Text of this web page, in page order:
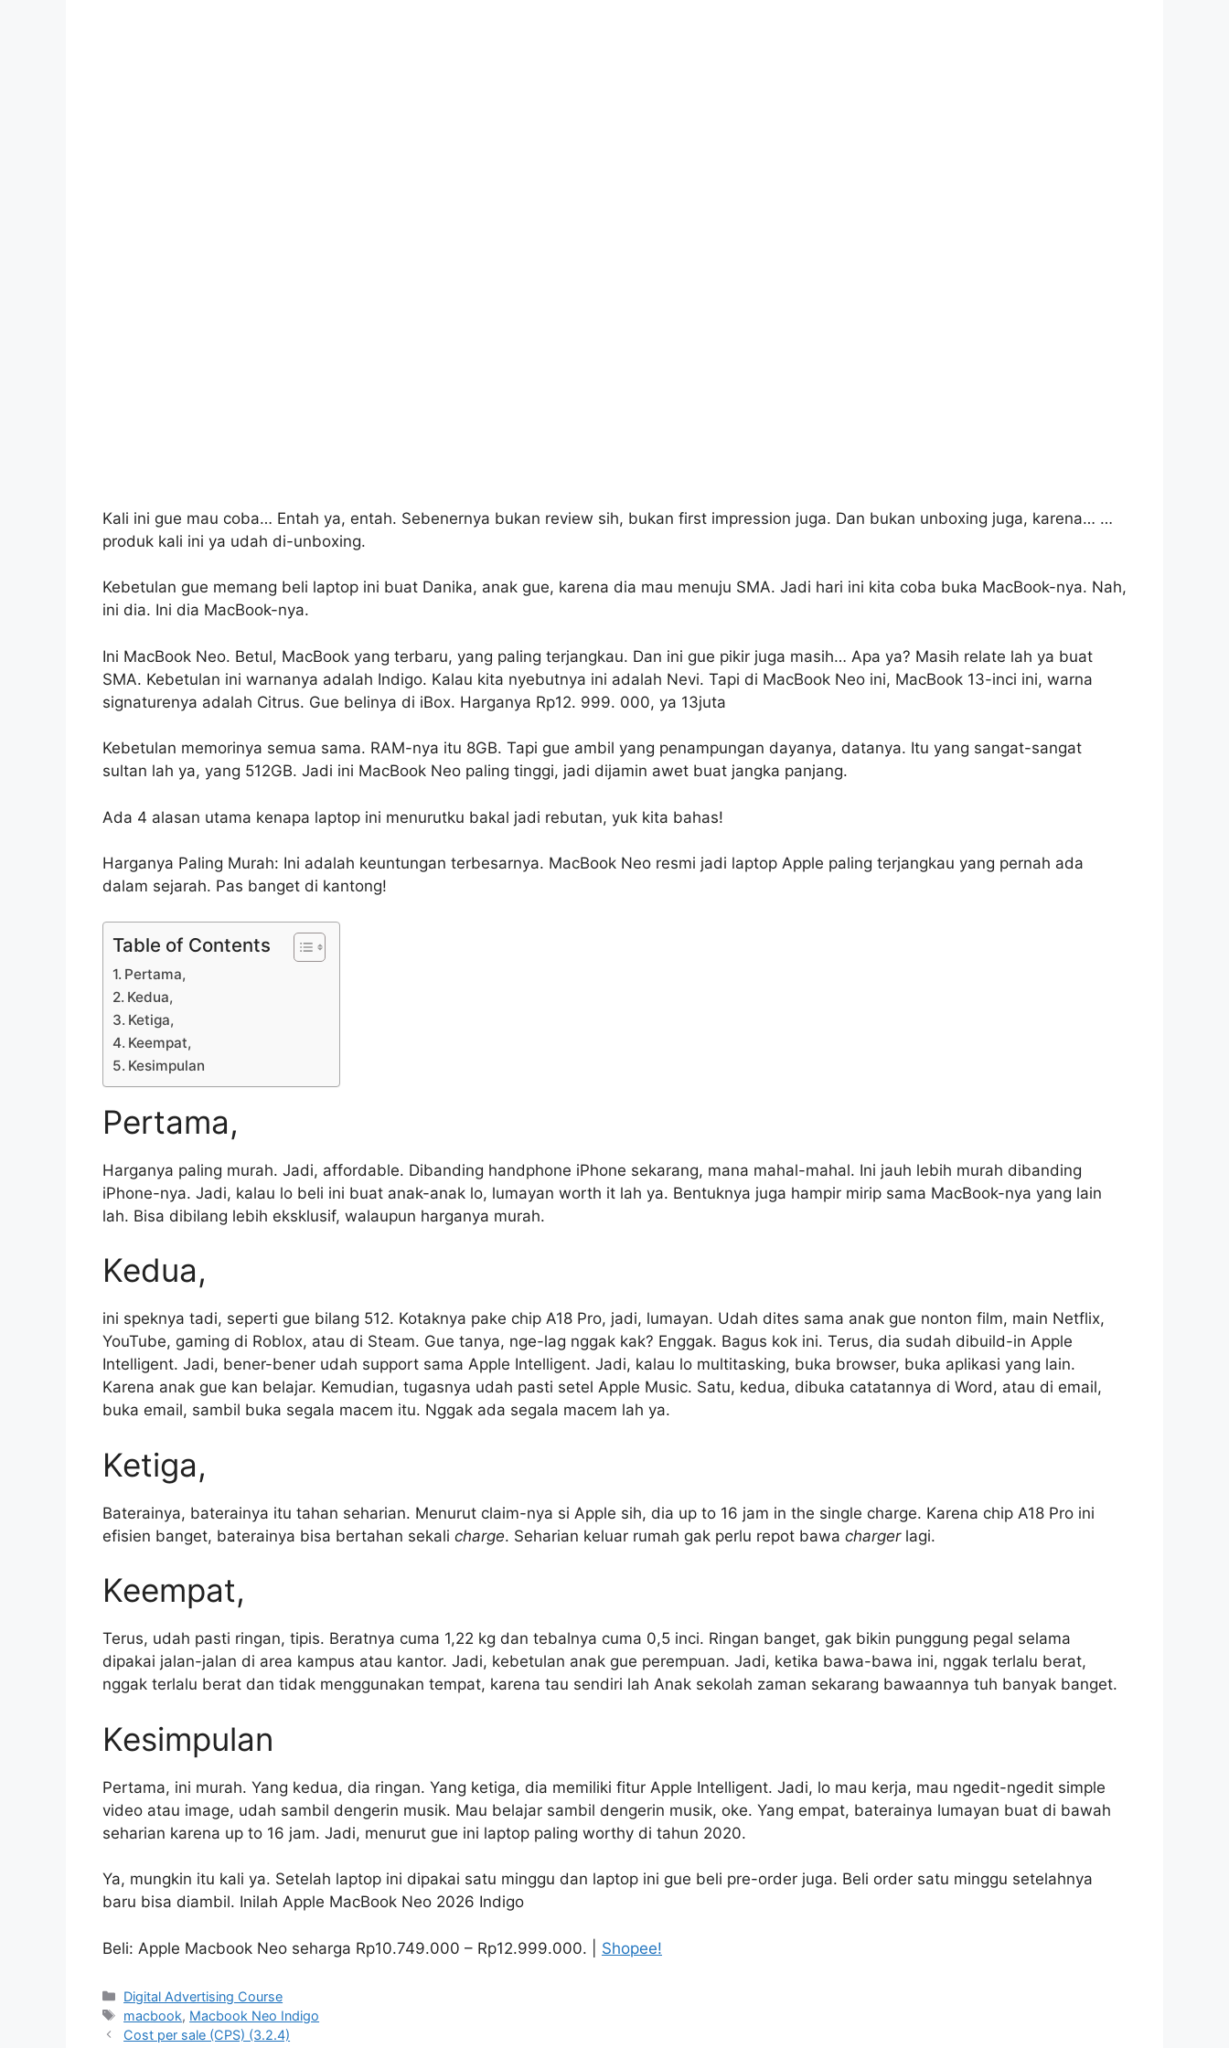
Kali ini gue mau coba… Entah ya, entah. Sebenernya bukan review sih, bukan first impression juga. Dan bukan unboxing juga, karena… …
produk kali ini ya udah di-unboxing.
Kebetulan gue memang beli laptop ini buat Danika, anak gue, karena dia mau menuju SMA. Jadi hari ini kita coba buka MacBook-nya. Nah,
ini dia. Ini dia MacBook-nya.
Ini MacBook Neo. Betul, MacBook yang terbaru, yang paling terjangkau. Dan ini gue pikir juga masih… Apa ya? Masih relate lah ya buat
SMA. Kebetulan ini warnanya adalah Indigo. Kalau kita nyebutnya ini adalah Nevi. Tapi di MacBook Neo ini, MacBook 13-inci ini, warna
signaturenya adalah Citrus. Gue belinya di iBox. Harganya Rp12. 999. 000, ya 13juta
Kebetulan memorinya semua sama. RAM-nya itu 8GB. Tapi gue ambil yang penampungan dayanya, datanya. Itu yang sangat-sangat
sultan lah ya, yang 512GB. Jadi ini MacBook Neo paling tinggi, jadi dijamin awet buat jangka panjang.
Ada 4 alasan utama kenapa laptop ini menurutku bakal jadi rebutan, yuk kita bahas!
Harganya Paling Murah: Ini adalah keuntungan terbesarnya. MacBook Neo resmi jadi laptop Apple paling terjangkau yang pernah ada
dalam sejarah. Pas banget di kantong!
Table of Contents
Pertama,
Kedua,
Ketiga,
Keempat,
Kesimpulan
Pertama,
Harganya paling murah. Jadi, affordable. Dibanding handphone iPhone sekarang, mana mahal-mahal. Ini jauh lebih murah dibanding
iPhone-nya. Jadi, kalau lo beli ini buat anak-anak lo, lumayan worth it lah ya. Bentuknya juga hampir mirip sama MacBook-nya yang lain
lah. Bisa dibilang lebih eksklusif, walaupun harganya murah.
Kedua,
ini speknya tadi, seperti gue bilang 512. Kotaknya pake chip A18 Pro, jadi, lumayan. Udah dites sama anak gue nonton film, main Netflix,
YouTube, gaming di Roblox, atau di Steam. Gue tanya, nge-lag nggak kak? Enggak. Bagus kok ini. Terus, dia sudah dibuild-in Apple
Intelligent. Jadi, bener-bener udah support sama Apple Intelligent. Jadi, kalau lo multitasking, buka browser, buka aplikasi yang lain.
Karena anak gue kan belajar. Kemudian, tugasnya udah pasti setel Apple Music. Satu, kedua, dibuka catatannya di Word, atau di email,
buka email, sambil buka segala macem itu. Nggak ada segala macem lah ya.
Ketiga,
Baterainya, baterainya itu tahan seharian. Menurut claim-nya si Apple sih, dia up to 16 jam in the single charge. Karena chip A18 Pro ini
efisien banget, baterainya bisa bertahan sekali charge. Seharian keluar rumah gak perlu repot bawa chargerlagi.
Keempat,
Terus, udah pasti ringan, tipis. Beratnya cuma 1,22 kg dan tebalnya cuma 0,5 inci. Ringan banget, gak bikin punggung pegal selama
dipakai jalan-jalan di area kampus atau kantor. Jadi, kebetulan anak gue perempuan. Jadi, ketika bawa-bawa ini, nggak terlalu berat,
nggak terlalu berat dan tidak menggunakan tempat, karena tau sendiri lah Anak sekolah zaman sekarang bawaannya tuh banyak banget.
Kesimpulan
Pertama, ini murah. Yang kedua, dia ringan. Yang ketiga, dia memiliki fitur Apple Intelligent. Jadi, lo mau kerja, mau ngedit-ngedit simple
video atau image, udah sambil dengerin musik. Mau belajar sambil dengerin musik, oke. Yang empat, baterainya lumayan buat di bawah
seharian karena up to 16 jam. Jadi, menurut gue ini laptop paling worthy di tahun 2020.
Ya, mungkin itu kali ya. Setelah laptop ini dipakai satu minggu dan laptop ini gue beli pre-order juga. Beli order satu minggu setelahnya
baru bisa diambil. Inilah Apple MacBook Neo 2026 Indigo
Beli: Apple Macbook Neo seharga Rp10.749.000 – Rp12.999.000. | Shopee!
Categories
Digital Advertising Course
Tags
macbook, Macbook Neo Indigo
Cost per sale (CPS) (3.2.4)